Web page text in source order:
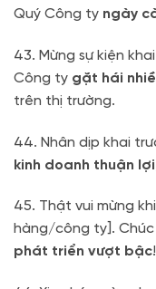
Quý Công ty ngày
43. Mừng sự kiện
Công ty gặt hái
trên thị trường.
44. Nhân dịp khai
kinh doanh thuận lợi
45. Thật vui mừng
hàng/công ty].
phát triển vượt bậc!